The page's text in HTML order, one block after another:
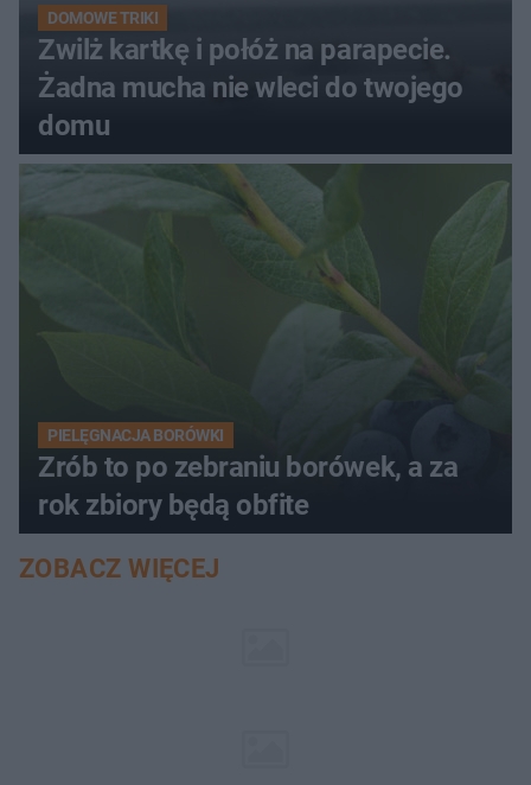
DOMOWE TRIKI
Zwilż kartkę i połóż na parapecie.
Żadna mucha nie wleci do twojego
domu
PIELĘGNACJA BORÓWKI
Zrób to po zebraniu borówek, a za
rok zbiory będą obfite
ZOBACZ WIĘCEJ